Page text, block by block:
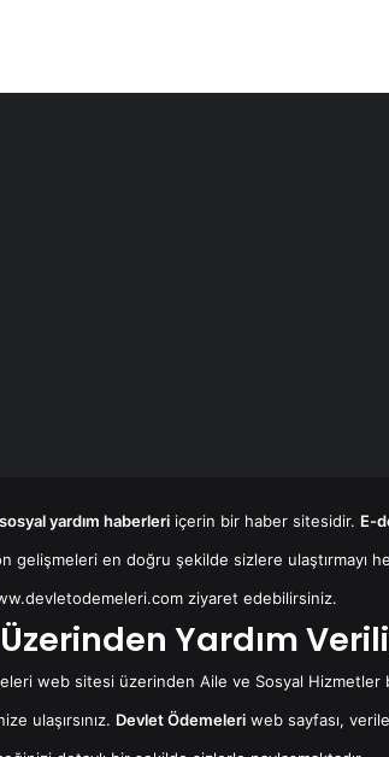
sosyal yardım haberleri içerin bir haber sitesidir. E-
gelişmeleri en doğru şekilde sizlere ulaştırmayı
ziyaret edebilirsiniz.
Yardım
web sitesi üzerinden Aile ve Sosyal Hizmetler
ulaşırsınız. Devlet Ödemeleri web sayfası,